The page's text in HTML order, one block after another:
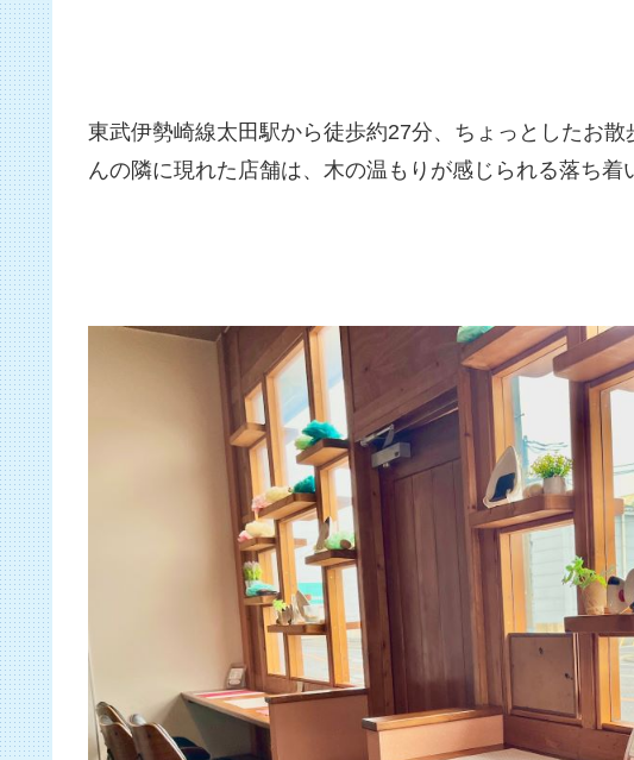
東武伊勢崎線太田駅から徒歩約27分、ちょっとしたお
んの隣に現れた店舗は、木の温もりが感じられる落ち着